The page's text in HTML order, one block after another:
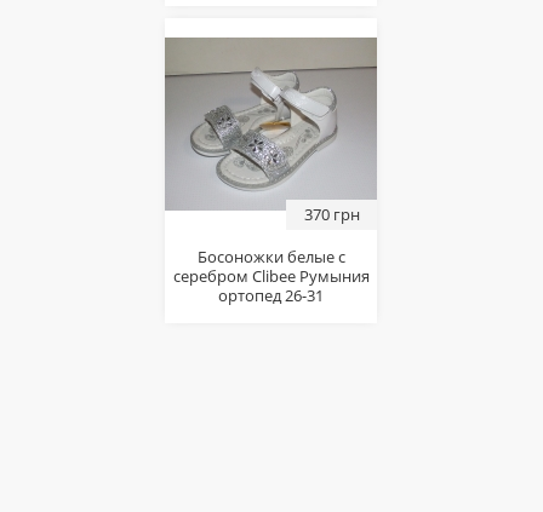
370 грн
Босоножки белые с
серебром Сlibee Румыния
ортопед 26-31